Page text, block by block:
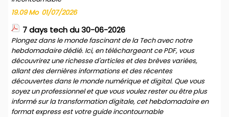
19.09 Mo 01/07/2026
7 days tech du 30-06-2026
Plongez dans le monde fascinant de la Tech avec notre
hebdomadaire dédié. Ici, en téléchargeant ce PDF, vous
découvrirez une richesse d'articles et des brèves variées,
allant des dernières informations et des récentes
découvertes dans le monde numérique et digital. Que vous
soyez un professionnel et que vous voulez rester ou être plus
informé sur la transformation digitale, cet hebdomadaire en
format express est votre guide incontournable